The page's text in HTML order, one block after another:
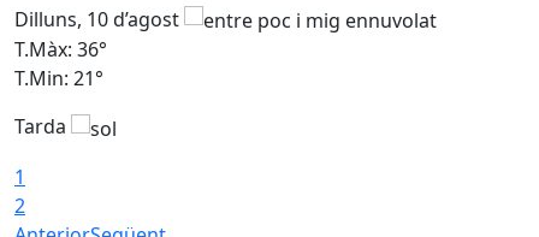
Dilluns, 10 d’agost
T.Màx: 36°
T.Min: 21°
Tarda
1
2